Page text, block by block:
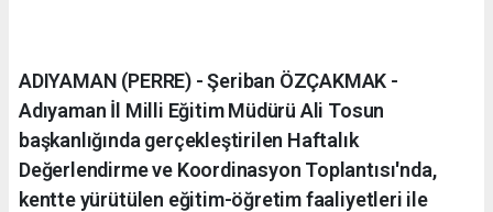
ADIYAMAN (PERRE) - Şeriban ÖZÇAKMAK -
Adıyaman İl Milli Eğitim Müdürü Ali Tosun
başkanlığında gerçekleştirilen Haftalık
Değerlendirme ve Koordinasyon Toplantısı'nda,
kentte yürütülen eğitim-öğretim faaliyetleri ile